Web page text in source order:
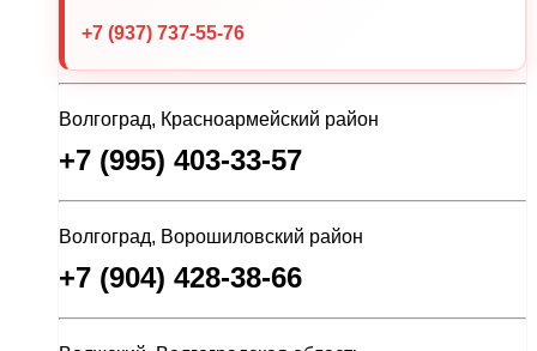
+7 (937) 737-55-76
Волгоград, Красноармейский район
+7 (995) 403-33-57
Волгоград, Ворошиловский район
+7 (904) 428-38-66